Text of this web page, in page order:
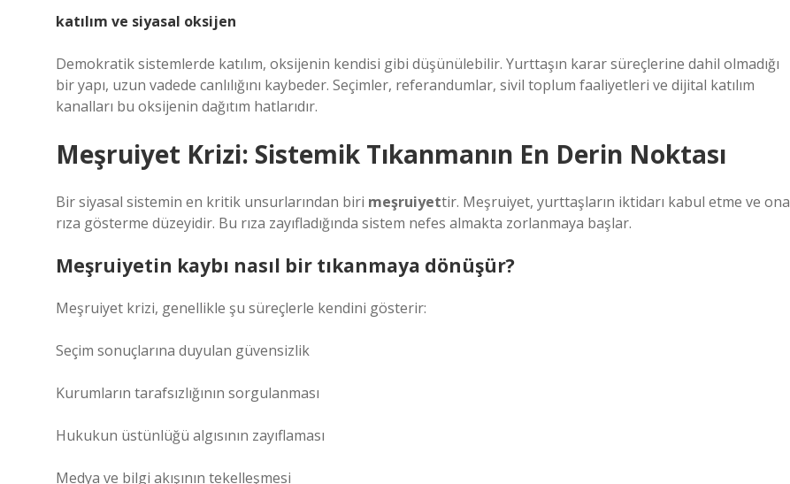
katılım ve siyasal oksijen
Demokratik sistemlerde katılım, oksijenin kendisi gibi düşünülebilir. Yurttaşın karar süreçlerine dahil olmadığı
bir yapı, uzun vadede canlılığını kaybeder. Seçimler, referandumlar, sivil toplum faaliyetleri ve dijital katılım
kanalları bu oksijenin dağıtım hatlarıdır.
Meşruiyet Krizi: Sistemik Tıkanmanın En Derin Noktası
Bir siyasal sistemin en kritik unsurlarından biri meşruiyettir. Meşruiyet, yurttaşların iktidarı kabul etme ve ona
rıza gösterme düzeyidir. Bu rıza zayıfladığında sistem nefes almakta zorlanmaya başlar.
Meşruiyetin kaybı nasıl bir tıkanmaya dönüşür?
Meşruiyet krizi, genellikle şu süreçlerle kendini gösterir:
Seçim sonuçlarına duyulan güvensizlik
Kurumların tarafsızlığının sorgulanması
Hukukun üstünlüğü algısının zayıflaması
Medya ve bilgi akışının tekelleşmesi